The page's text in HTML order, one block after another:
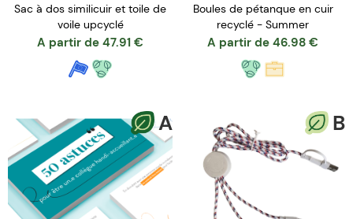
Sac à dos similicuir et toile de
voile upcyclé
A partir de 47.91 €
Boules de pétanque en cuir
recyclé - Summer
A partir de 46.98 €
A B